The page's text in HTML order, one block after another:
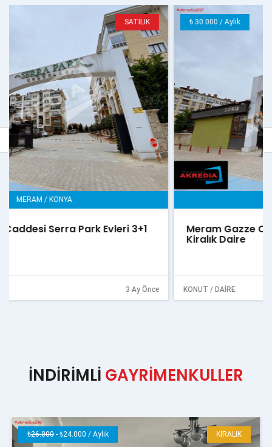
KİRALIK
Meram Gazze Caddesi Serra Park Evleri 3+1
3 Ay Önce
İNDİRİMLİ GAYRİMENKULLER
₺26.000 - ₺24.000 / Aylık KİRALIK